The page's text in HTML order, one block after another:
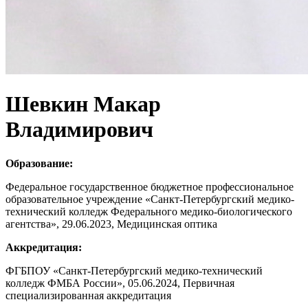
Шевкин Макар
Владимирович
Образование:
Федеральное государственное бюджетное профессиональное
образовательное учреждение «Санкт-Петербургский медико-
технический колледж Федерального медико-биологического
агентства», 29.06.2023, Медицинская оптика
Аккредитация:
ФГБПОУ «Санкт-Петербургский медико-технический
колледж ФМБА России», 05.06.2024, Первичная
специализированная аккредитация